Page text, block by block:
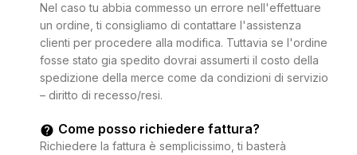
Nel caso tu abbia commesso un errore nell'effettuare
un ordine, ti consigliamo di contattare l'assistenza
clienti per procedere alla modifica. Tuttavia se l'ordine
fosse stato gia spedito dovrai assumerti il costo della
spedizione della merce come da condizioni di servizio
– diritto di recesso/resi.
Come posso richiedere fattura?
Richiedere la fattura è semplicissimo, ti basterà